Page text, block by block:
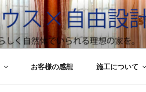
お客様の感想 施工について